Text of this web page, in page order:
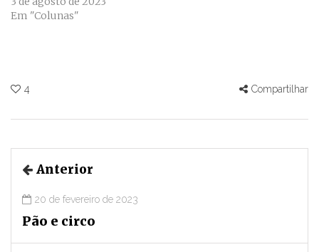
Em "Colunas"
4 Compartilhar
Anterior
20 de fevereiro de 2023
Pão e circo